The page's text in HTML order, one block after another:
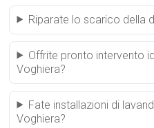
Riparate lo scarico della
Offrite pronto intervento
Voghiera?
Fate installazioni di
Voghiera?